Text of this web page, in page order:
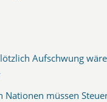
Aufschwung
Nationen müssen